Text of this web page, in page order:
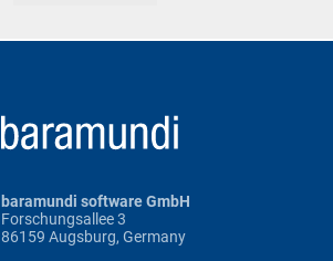
baramundi software GmbH
Forschungsallee 3
86159 Augsburg, Germany